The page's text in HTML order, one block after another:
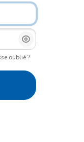
Afficher/Cacher
oublié ?